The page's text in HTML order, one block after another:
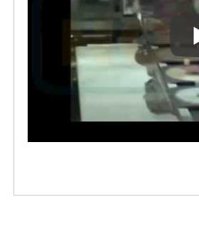
آلة تعبئة الأقراص